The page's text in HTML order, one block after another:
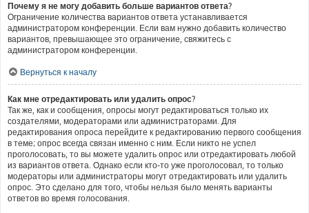
Почему я не могу добавить больше вариантов ответа?
Ограничение количества вариантов ответа устанавливается
администратором конференции. Если вам нужно добавить количество
вариантов, превышающее это ограничение, свяжитесь с
администратором конференции.
Вернуться к началу
Как мне отредактировать или удалить опрос?
Так же, как и сообщения, опросы могут редактироваться только их
создателями, модераторами или администраторами. Для
редактирования опроса перейдите к редактированию первого сообщения
в теме; опрос всегда связан именно с ним. Если никто не успел
проголосовать, то вы можете удалить опрос или отредактировать любой
из вариантов ответа. Однако если кто-то уже проголосовал, то только
модераторы или администраторы могут отредактировать или удалить
опрос. Это сделано для того, чтобы нельзя было менять варианты
ответов во время голосования.